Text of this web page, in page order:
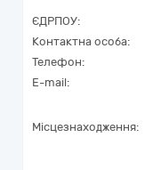
ЄДРПОУ:
Контактна особа:
Телефон:
E-mail:
Місцезнаходження: